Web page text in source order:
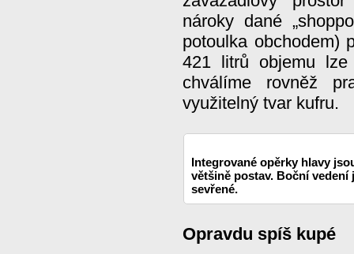
nároky dané
potoulka obchodem)
421 litrů objemu
chválíme rovněž
využitelný tvar kufru.
Integrované opěrky hlavy
většině postav. Boční vedení
sevřené.
Opravdu spíš kupé